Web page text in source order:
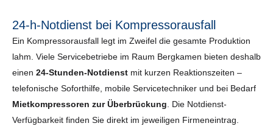
24-h-Notdienst bei Kompressorausfall
Ein Kompressorausfall legt im Zweifel die gesamte Produktion
lahm. Viele Servicebetriebe im Raum Bergkamen bieten deshalb
einen 24-Stunden-Notdienst mit kurzen Reaktionszeiten –
telefonische Soforthilfe, mobile Servicetechniker und bei Bedarf
Mietkompressoren zur Überbrückung. Die Notdienst-
Verfügbarkeit finden Sie direkt im jeweiligen Firmeneintrag.